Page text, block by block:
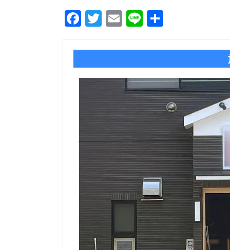
Facebook
Twitter
Email
Line
有